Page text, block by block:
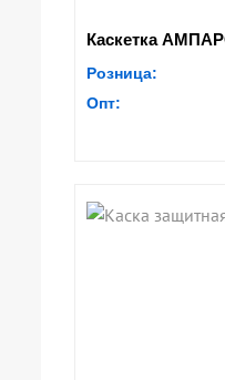
Каскетка
Розница:
Опт: